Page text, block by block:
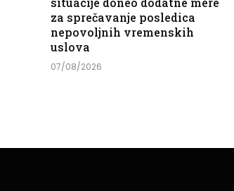
za sprečavanje posledica
nepovoljnih vremenskih
uslova
07/08/2026